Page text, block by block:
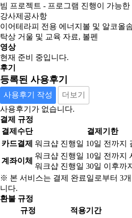
빔 프로젝트 - 프로그램 진행이 가능
강사제공사항
이어테라피 전용 에너지볼 및 알코올
탁상 거울 및 교육 자료, 볼펜
영상
현재 준비 중입니다.
후기
등록된 사용후기
사용후기 작성
더보기
사용후기가 없습니다.
결제 규정
결제수단
결제기한
카드결제 워크샵 진행일 10일 전까지
계좌이체
워크샵 진행일 10일 전까지
워크샵 진행일 30일 이후까
※ 본 서비스는 결제 완료일로부터 3
니다.
환불 규정
규정
적용기간